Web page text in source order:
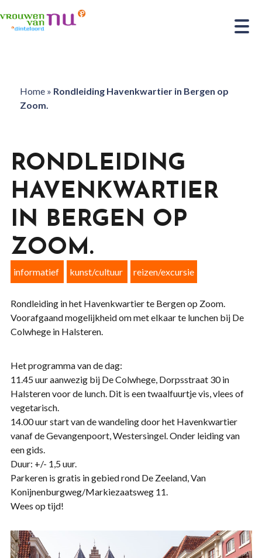
Home» Rondleiding Havenkwartier in Bergen op
Zoom.
RONDLEIDING
HAVENKWARTIER
IN BERGEN OP
ZOOM.
informatief kunst/cultuur reizen/excursie
Rondleiding in het Havenkwartier te Bergen op Zoom.
Voorafgaand mogelijkheid om met elkaar te lunchen bij De
Colwhege in Halsteren.
Het programma van de dag:
11.45 uur aanwezig bij De Colwhege, Dorpsstraat 30 in
Halsteren voor de lunch. Dit is een twaalfuurtje vis, vlees of
vegetarisch.
14.00 uur start van de wandeling door het Havenkwartier
vanaf de Gevangenpoort, Westersingel. Onder leiding van
een gids.
Duur: +/- 1,5 uur.
Parkeren is gratis in gebied rond De Zeeland, Van
Konijnenburgweg/Markiezaatsweg 11.
Wees op tijd!